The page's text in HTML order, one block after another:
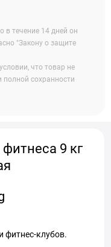
в течение 14 дней он
"Закону о защите
что товар не
сохранности
9 кг
фитнес-клубов.